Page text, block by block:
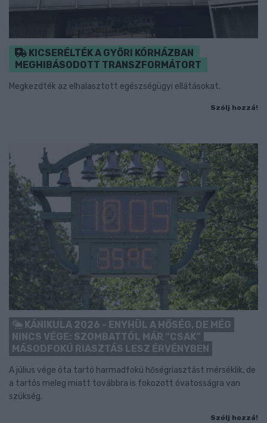
KICSERÉLTÉK A GYŐRI KÓRHÁZBAN
MEGHIBÁSODOTT TRANSZFORMÁTORT
Megkezdték az elhalasztott egészségügyi ellátásokat.
Szólj hozzá!
KÁNIKULA 2026 - ENYHÜL A HŐSÉG, DE MÉG
NINCS VÉGE: SZOMBATTÓL MÁR “CSAK”
MÁSODFOKÚ RIASZTÁS LESZ ÉRVÉNYBEN
A július vége óta tartó harmadfokú hőségriasztást mérséklik, de
a tartós meleg miatt továbbra is fokozott óvatosságra van
szükség.
Szólj hozzá!